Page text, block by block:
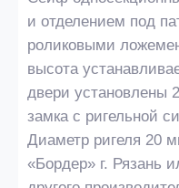
и отделением под
роликовыми
высота
двери установлены
замка с ригельной
Диаметр ригеля 20
«Бордер» г. Рязань